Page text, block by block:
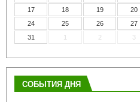
17
18 19 20
24
25 26 27
31
1 2 3
СОБЫТИЯ ДНЯ